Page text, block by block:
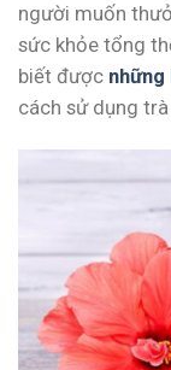
người muốn
sức khỏe tổng
biết được
cách sử dụng